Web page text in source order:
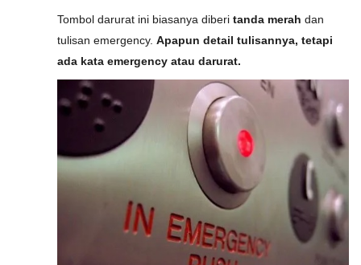
Tombol darurat ini biasanya diberi tanda merah dan
tulisan emergency. Apapun detail tulisannya, tetapi
ada kata emergency atau darurat.